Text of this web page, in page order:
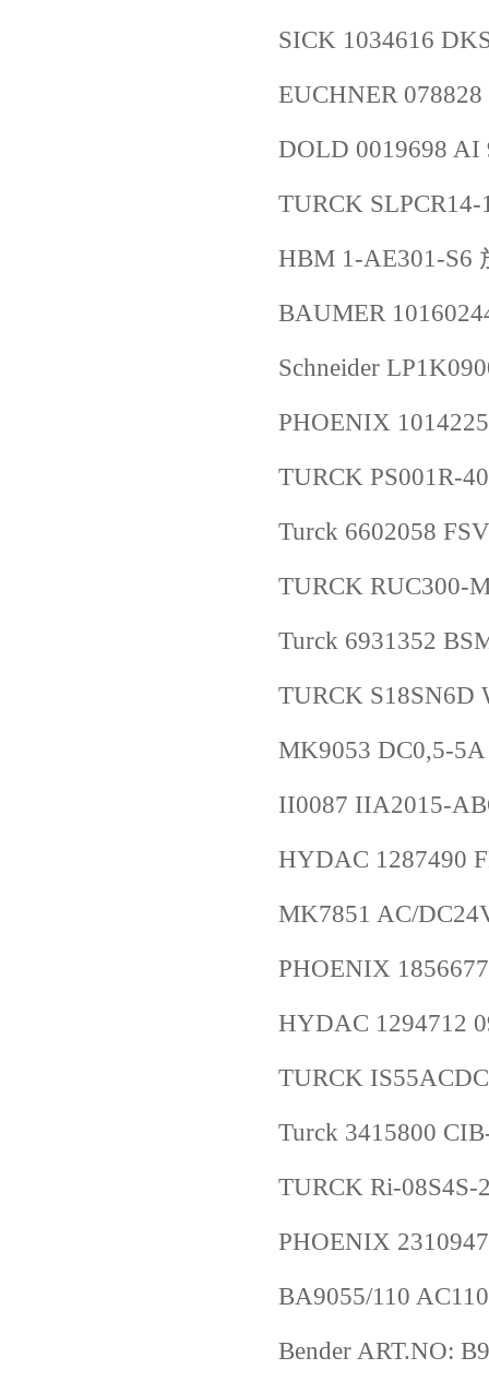
SICK 1034616
EUCHNER
DOLD 0019698 AI
TURCK SLPCR14-
HBM 1-AE301-S6
BAUMER
Schneider
PHOENIX 1014225
TURCK PS001R-
Turck 6602058
TURCK RUC300-
Turck 6931352
TURCK S18SN6D
MK9053 DC0,5-
II0087 IIA2015-
HYDAC 1287490
MK7851 AC/
PHOENIX 1856677
HYDAC 1294712
TURCK
Turck 3415800
TURCK Ri-08S4S-
PHOENIX 2310947
BA9055/110
Bender ART.NO: